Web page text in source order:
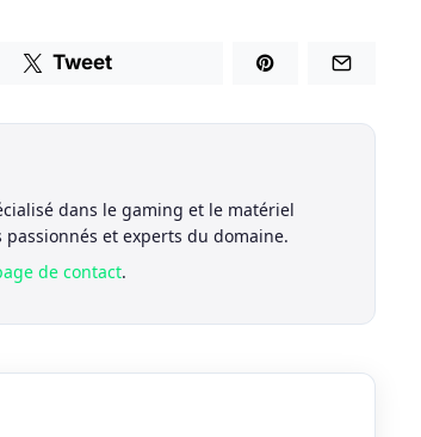
Tweet
dans le gaming et le matériel
et experts du domaine.
de contact.